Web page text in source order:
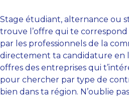
Stage étudiant, alternance ou
trouve l’offre qui te
par les professionnels de la
directement ta candidature en
offres des entreprises qui
pour chercher par type de
bien dans ta région. N’oublie